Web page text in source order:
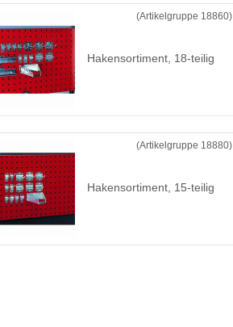
(Artikelgruppe 18860)
Hakensortiment, 18-teilig
(Artikelgruppe 18880)
Hakensortiment, 15-teilig